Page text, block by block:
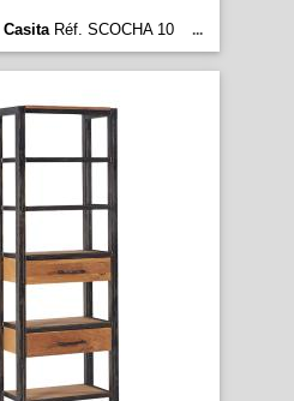
CasitaRéf. SCOCHA 10 ...